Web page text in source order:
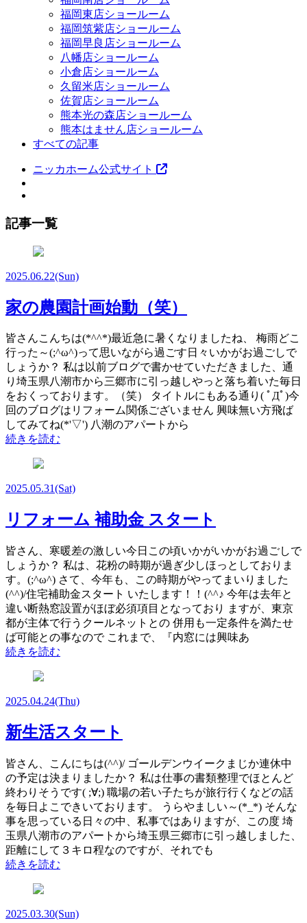
福岡東店ショールーム
福岡筑紫店ショールーム
福岡早良店ショールーム
八幡店ショールーム
小倉店ショールーム
久留米店ショールーム
佐賀店ショールーム
熊本光の森店ショールーム
熊本はません店ショールーム
すべての記事
ニッカホーム公式サイト
記事一覧
2025.06.22(Sun)
家の農園計画始動（笑）
皆さんこんちは(*^^*)最近急に暑くなりましたね、 梅雨どこ
行った～(;^ω^)って思いながら過ごす日々いかがお過ごしで
しょうか？ 私は以前ブログで書かせていただきました、通
り埼玉県八潮市から三郷市に引っ越しやっと落ち着いた毎日
をおくっております。（笑） タイトルにもある通り( ﾟДﾟ)今
回のブログはリフォーム関係ございません 興味無い方飛ば
してみてね(*'▽') 八潮のアパートから
続きを読む
2025.05.31(Sat)
リフォーム 補助金 スタート
皆さん、寒暖差の激しい今日この頃いかがいかがお過ごしで
しょうか？ 私は、花粉の時期が過ぎ少しほっとしておりま
す。(;^ω^) さて、今年も、この時期がやってまいりました
(^^)/住宅補助金スタート いたします！！(^^♪ 今年は去年と
違い断熱窓設置がほぼ必須項目となっており ますが、東京
都が主体で行うクールネットとの 併用も一定条件を満たせ
ば可能との事なので これまで、『内窓には興味あ
続きを読む
2025.04.24(Thu)
新生活スタート
皆さん、こんにちは(^^)/ ゴールデンウイークまじか連休中
の予定は決まりましたか？ 私は仕事の書類整理でほとんど
終わりそうです( ;∀;) 職場の若い子たちが旅行行くなどの話
を毎日よこできいております。 うらやましい～(*_*) そんな
事を思っている日々の中、私事ではありますが、この度 埼
玉県八潮市のアパートから埼玉県三郷市に引っ越しました、
距離にして３キロ程なのですが、それでも
続きを読む
2025.03.30(Sun)